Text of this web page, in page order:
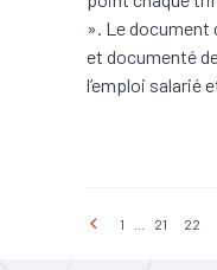
». Le document
et documenté
l’emploi salarié
1 21 22